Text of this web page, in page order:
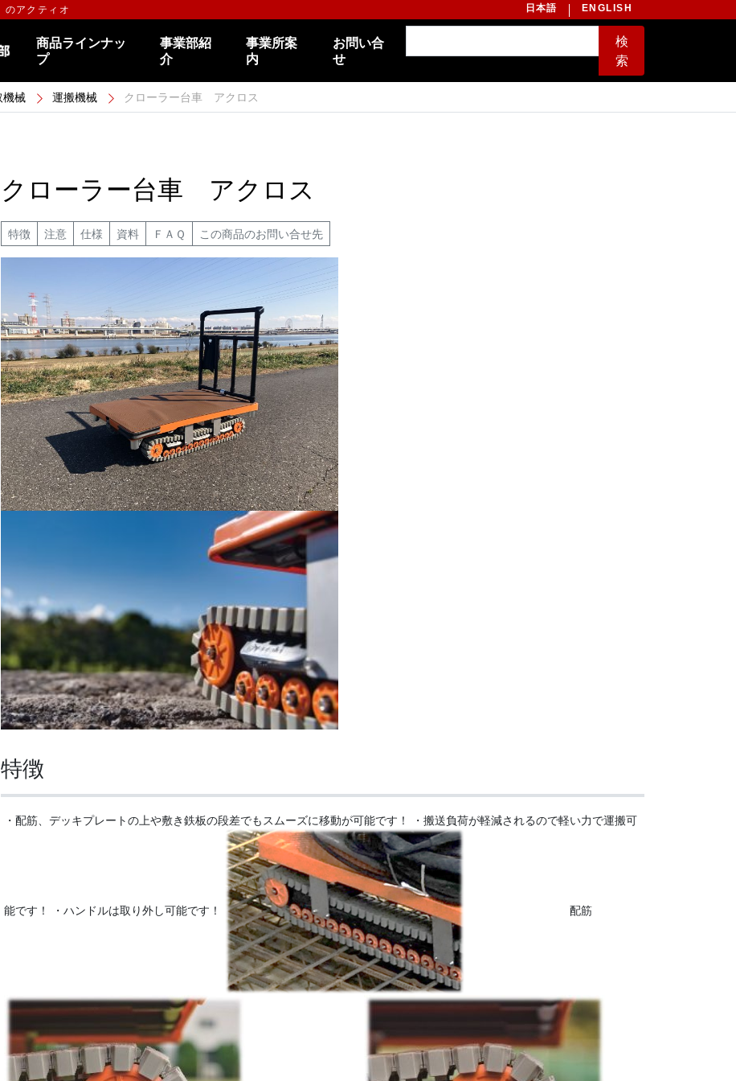
アクティオ 日本語 ENGLISH
商品ラインナッ
プ
事業部紹
介
事業所案
内
お問い合
せ
検
索
械 運搬機械 クローラー台車 アクロス
クローラー台車 アクロス
特徴 注意 仕様 資料 ＦＡＱ この商品のお問い合せ先
特徴
・配筋、デッキプレートの上や敷き鉄板の段差でもスムーズに移動が可能です！ ・搬送負荷が軽減されるので軽い力で運搬可
能です！ ・ハンドルは取り外し可能です！ 配筋